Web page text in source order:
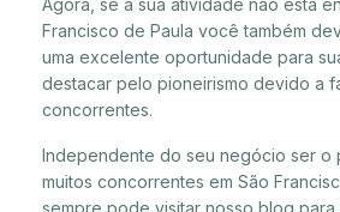
Francisco de Paula você também
uma excelente oportunidade para
destacar pelo pioneirismo devido a
concorrentes.
Independente do seu negócio ser o
muitos concorrentes em São
sempre pode visitar nosso blog para